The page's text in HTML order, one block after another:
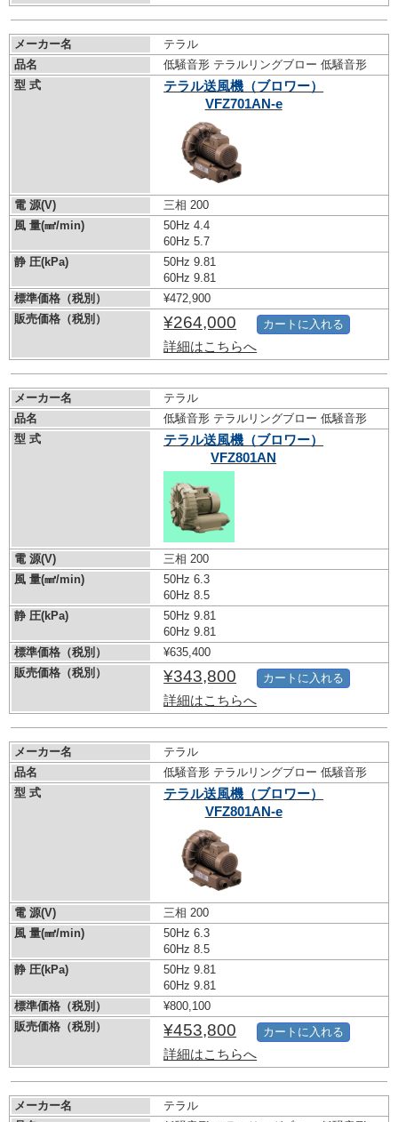
メーカー名
テラル
品名
低騒音形 テラルリングブロー 低騒音形
型 式
テラル送風機（ブロワー）
VFZ701AN-e
電 源(V)
三相 200
風 量(㎣/min)
50Hz 4.4
60Hz 5.7
静 圧(kPa)
50Hz 9.81
60Hz 9.81
標準価格（税別）
¥472,900
販売価格（税別）
¥264,000
詳細はこちらへ
カートに入れる
メーカー名
テラル
品名
低騒音形 テラルリングブロー 低騒音形
型 式
テラル送風機（ブロワー）
VFZ801AN
電 源(V)
三相 200
風 量(㎣/min)
50Hz 6.3
60Hz 8.5
静 圧(kPa)
50Hz 9.81
60Hz 9.81
標準価格（税別）
¥635,400
販売価格（税別）
¥343,800
詳細はこちらへ
カートに入れる
メーカー名
テラル
品名
低騒音形 テラルリングブロー 低騒音形
型 式
テラル送風機（ブロワー）
VFZ801AN-e
電 源(V)
三相 200
風 量(㎣/min)
50Hz 6.3
60Hz 8.5
静 圧(kPa)
50Hz 9.81
60Hz 9.81
標準価格（税別）
¥800,100
販売価格（税別）
¥453,800
詳細はこちらへ
カートに入れる
メーカー名
テラル